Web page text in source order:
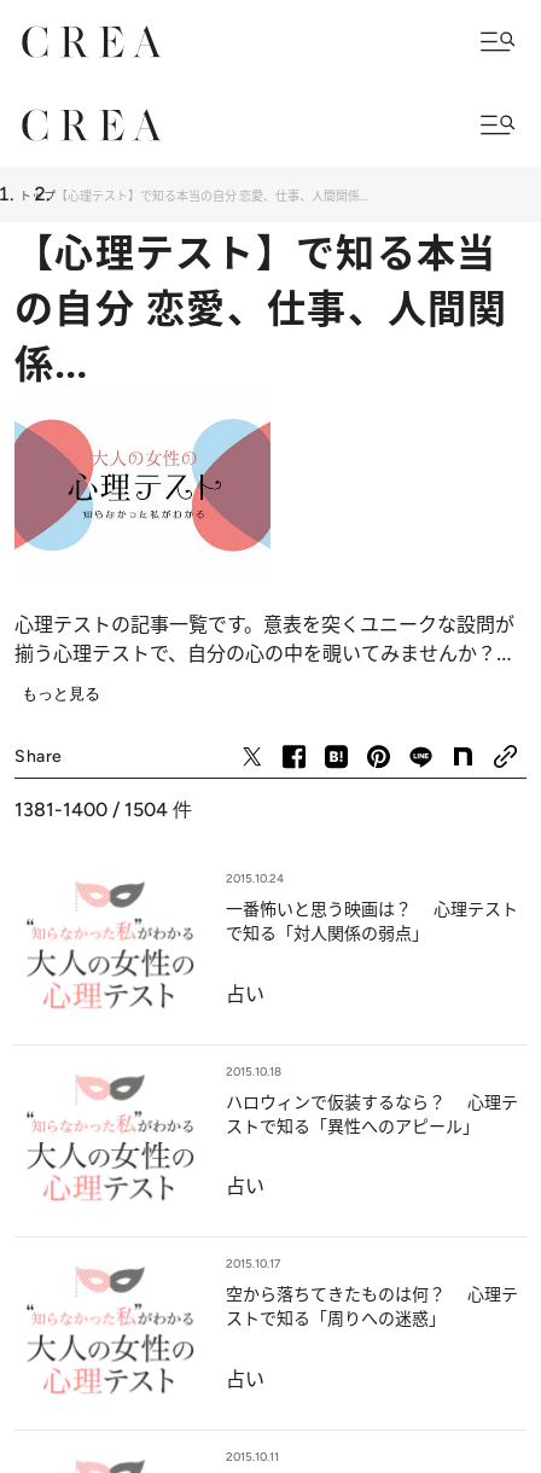
トップ 【心理テスト】で知る本当の自分 恋愛、仕事、人間関係…
【心理テスト】で知る本当
の自分 恋愛、仕事、人間関
係…
心理テストの記事一覧です。意表を突くユニークな設問が
揃う心理テストで、自分の心の中を覗いてみませんか？
恋愛、仕事、人間関係の深層心理……、自分でも気づかな
もっと見る
Share
1381-1400 / 1504 件
2015.10.24
一番怖いと思う映画は？ 心理テスト
で知る「対人関係の弱点」
占い
2015.10.18
ハロウィンで仮装するなら？ 心理テ
ストで知る「異性へのアピール」
占い
2015.10.17
空から落ちてきたものは何？ 心理テ
ストで知る「周りへの迷惑」
占い
2015.10.11